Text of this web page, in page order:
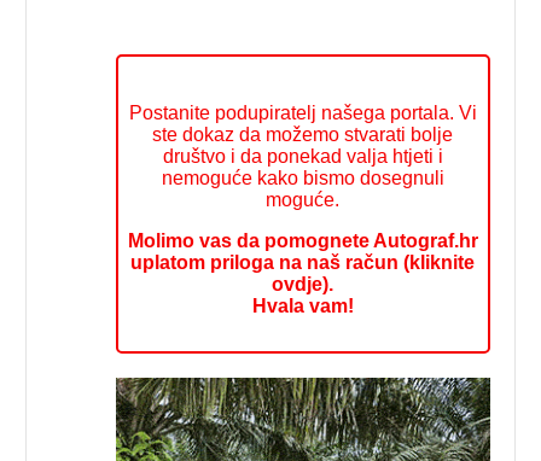
Postanite podupiratelj našega portala. Vi
ste dokaz da možemo stvarati bolje
društvo i da ponekad valja htjeti i
nemoguće kako bismo dosegnuli
moguće.
Molimo vas da pomognete Autograf.hr
uplatom priloga na naš račun (kliknite
ovdje).
Hvala vam!